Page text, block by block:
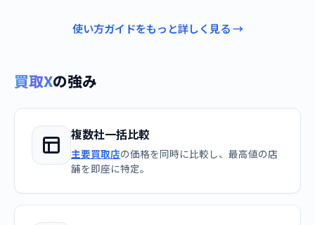
使い方ガイドをもっと詳しく見る →
買取Xの強み
複数社一括比較
主要買取店の価格を同時に比較し、最高値の店
舗を即座に特定。